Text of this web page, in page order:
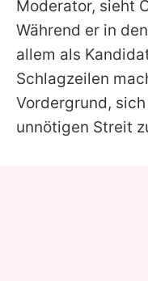
Moderator, sieht
Während er in
allem als
Schlagzeilen
Vordergrund,
unnötigen Streit